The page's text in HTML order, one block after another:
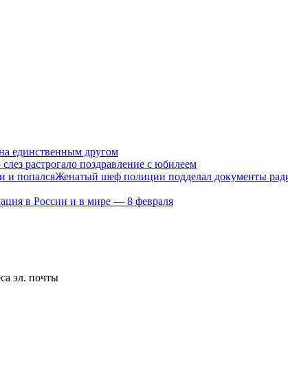
единственным другом
растрогало поздравление с юбилеем
Женатый шеф полиции подделал документы
в России и в мире — 8 февраля
эл. почты